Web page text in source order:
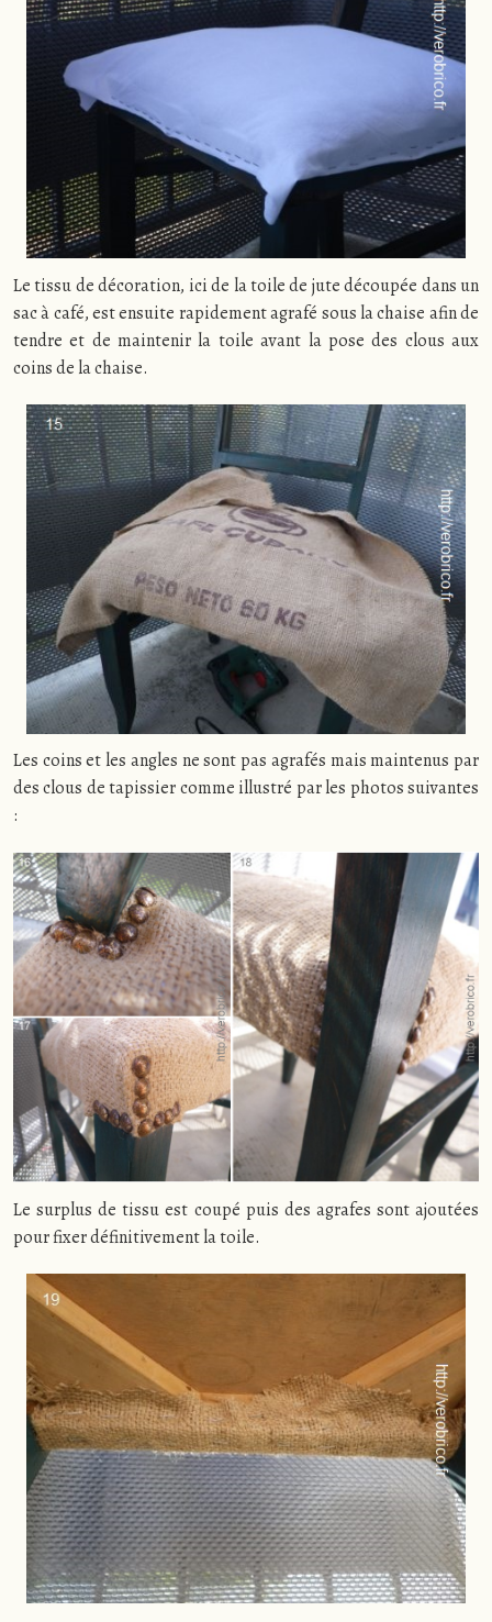
Le tissu de décoration, ici de la toile de jute découpée dans un
sac à café, est ensuite rapidement agrafé sous la chaise afin de
tendre et de maintenir la toile avant la pose des clous aux
coins de la chaise.
Les coins et les angles ne sont pas agrafés mais maintenus par
des clous de tapissier comme illustré par les photos suivantes
:
Le surplus de tissu est coupé puis des agrafes sont ajoutées
pour fixer définitivement la toile.